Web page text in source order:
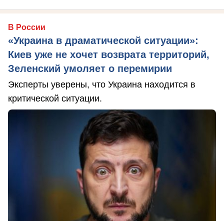
В России
«Украина в драматической ситуации»:
Киев уже не хочет возврата территорий,
Зеленский умоляет о перемирии
Эксперты уверены, что Украина находится в
критической ситуации.